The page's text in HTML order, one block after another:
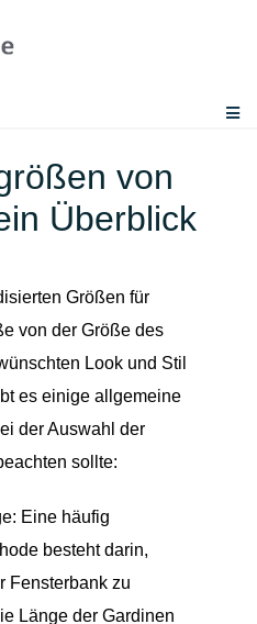
von
Überblick
Größen für
von der Größe des
Look und Stil
es einige allgemeine
der Auswahl der
sollte:
Eine häufig
besteht darin,
Fensterbank zu
Länge der Gardinen